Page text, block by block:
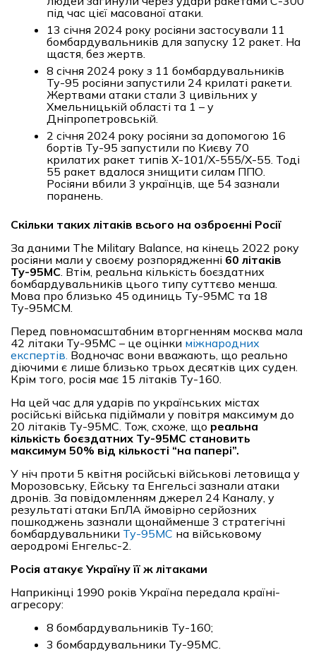
під час цієї масованої атаки.
13 січня 2024 року росіяни застосували 11
бомбардувальників для запуску 12 ракет. На
щастя, без жертв.
8 січня 2024 року з 11 бомбардувальників
Ту-95 росіяни запустили 24 крилаті ракети.
Жертвами атаки стали 3 цивільних у
Хмельницькій області та 1 – у
Дніпропетровській.
2 січня 2024 року росіяни за допомогою 16
бортів Ту-95 запустили по Києву 70
крилатих ракет типів Х-101/Х-555/Х-55. Тоді
55 ракет вдалося знищити силам ППО.
Росіяни вбили 3 українців, ще 54 зазнали
поранень.
Скільки таких літаків всього на озброєнні Росії
За даними The Military Balance, на кінець 2022 року
росіяни мали у своєму розпорядженні 60 літаків
Ту-95МС. Втім, реальна кількість боєздатних
бомбардувальників цього типу суттєво менша.
Мова про близько 45 одиниць Ту-95МС та 18
Ту-95МСМ.
Перед повномасштабним вторгненням москва мала
42 літаки Ту-95МС – це оцінки міжнародних
експертів. Водночас вони вважають, що реально
діючими є лише близько трьох десятків цих суден.
Крім того, росія має 15 літаків Ту-160.
На цей час для ударів по українських містах
російські війська підіймали у повітря максимум до
20 літаків Ту-95МС. Тож, схоже, що реальна
кількість боєздатних Ту-95МС становить
максимум 50% від кількості “на папері”.
У ніч проти 5 квітня російські військові летовища у
Морозовську, Ейську та Енгельсі зазнали атаки
дронів. За повідомленням джерел 24 Каналу, у
результаті атаки БпЛА ймовірно серйозних
пошкоджень зазнали щонайменше 3 стратегічні
бомбардувальники Ту-95МС на військовому
аеродромі Енгельс-2.
Росія атакує Україну її ж літаками
Наприкінці 1990 років Україна передала країні-
агресору:
8 бомбардувальників Ту-160;
3 бомбардувальники Ту-95МС.